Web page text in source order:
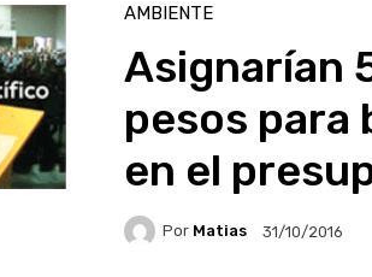
AMBIENTE
Asignarían
pesos para
en el
Por Matias 31/10/2016